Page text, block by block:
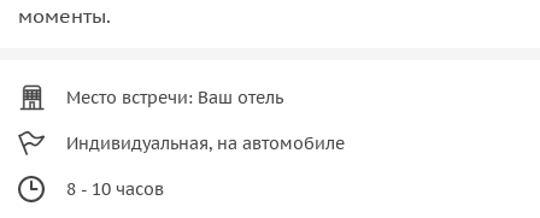
моменты.
Место встречи: Ваш отель
Индивидуальная, на автомобиле
8 - 10 часов